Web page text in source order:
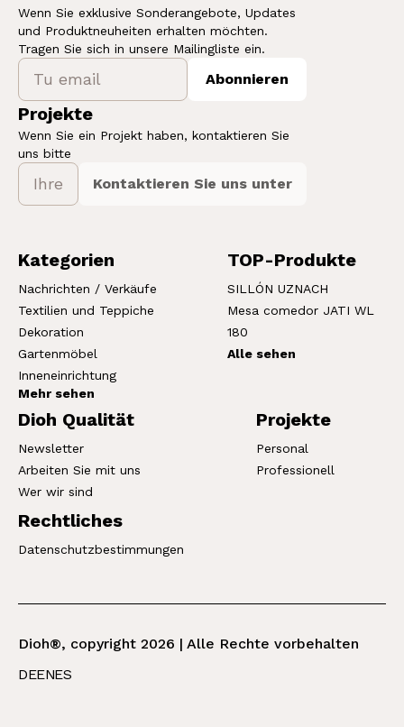
Wenn Sie exklusive Sonderangebote, Updates
und Produktneuheiten erhalten möchten.
Tragen Sie sich in unsere Mailingliste ein.
Abonnieren
Projekte
Wenn Sie ein Projekt haben, kontaktieren Sie
uns bitte
Kontaktieren Sie uns unter
Kategorien
Nachrichten / Verkäufe
Textilien und Teppiche
Dekoration
Gartenmöbel
Inneneinrichtung
Mehr sehen
TOP-Produkte
SILLÓN UZNACH
Mesa comedor JATI WL
180
Alle sehen
Dioh Qualität
Newsletter
Arbeiten Sie mit uns
Wer wir sind
Projekte
Personal
Professionell
Rechtliches
Datenschutzbestimmungen
Dioh®, copyright 2026 | Alle Rechte vorbehalten
DEENES